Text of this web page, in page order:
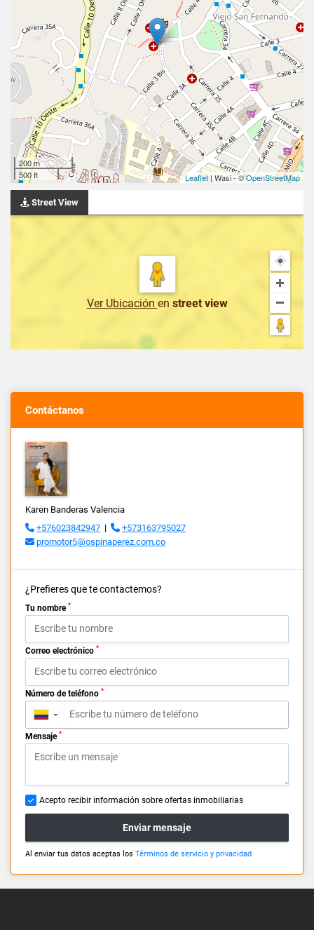
200 m
500 ft
Leaflet| Wasi - ©OpenStreetMap
Street View
Ver Ubicación en street view
Contáctanos
Karen Banderas Valencia
+576023842947 |
+573163795027
promotor5@ospinaperez.com.co
¿Prefieres que te contactemos?
Tu nombre *
Correo electrónico *
Número de teléfono *
▼
Mensaje *
Acepto recibir información sobre ofertas inmobiliarias
Enviar mensaje
Al enviar tus datos aceptas los Términos de servicio y privacidad